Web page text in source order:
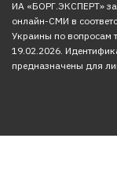
ИА «БОРГ.ЭКСПЕРТ»
онлайн-СМИ в
Украины по вопросам
19.02.2026.
предназначены для